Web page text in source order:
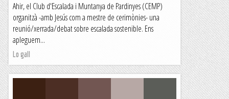
Ahir, el Club d'Escalada i Muntanya de Pardinyes (CEMP)
organitzà -amb Jesús com a mestre de cerimònies- una
reunió/xerrada/debat sobre escalada sostenible. Ens
apleguem...
Lo gall